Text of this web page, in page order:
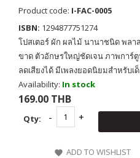
Product code: I-FAC-0005
ISBN: 1294877751274
โปสเตอร์ ผัก ผลไม้ นานาชนิด พลา
ขาด ตัวอักษรใหญ่ชัดเจน ภาพการ์
ลดเสียงได้ มีเพลงยอดนิยมสำหรับเ
Availability: In stock
169.00 THB
Qty:
ADD TO WISHLIST